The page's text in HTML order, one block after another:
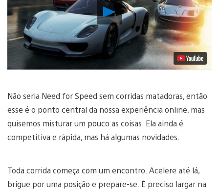
Reproduzir
Vídeo
Não seria Need for Speed sem corridas matadoras, então
esse é o ponto central da nossa experiência online, mas
quisemos misturar um pouco as coisas. Ela ainda é
competitiva e rápida, mas há algumas novidades.
Toda corrida começa com um encontro. Acelere até lá,
brigue por uma posição e prepare-se. É preciso largar na